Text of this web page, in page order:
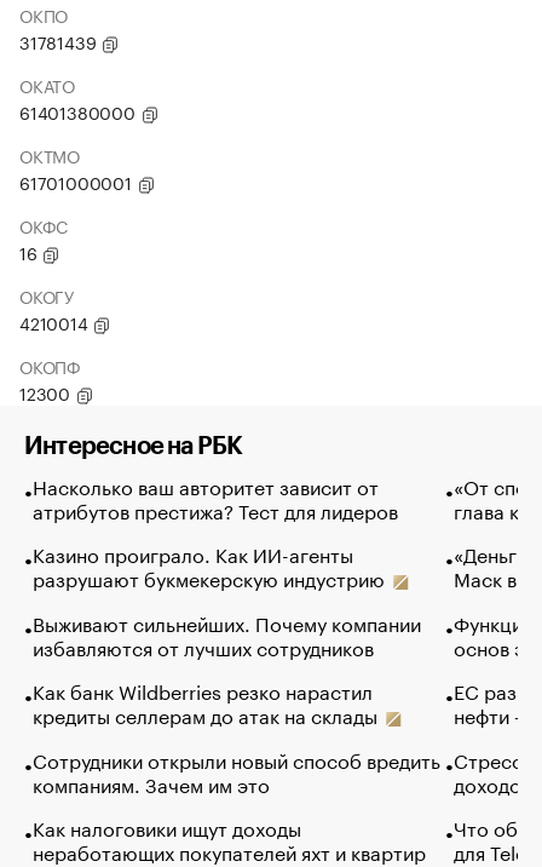
ОКПО
31781439
ОКАТО
61401380000
ОКТМО
61701000001
ОКФС
16
ОКОГУ
4210014
ОКОПФ
12300
Интересное на РБК
Насколько ваш авторитет зависит от
атрибутов престижа? Тест для лидеров
Казино проиграло. Как ИИ-агенты
разрушают букмекерскую индустрию
Выживают сильнейших. Почему компании
избавляются от лучших сотрудников
Как банк Wildberries резко нарастил
кредиты селлерам до атак на склады
Сотрудники открыли новый способ вредить
компаниям. Зачем им это
Как налоговики ищут доходы
неработающих покупателей яхт и квартир
«От
глава
«Деньги
Маск в
Функции
основ
ЕС
нефти —
Стресс
доходов
Что
для